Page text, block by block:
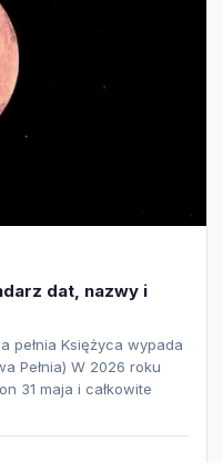
dat, nazwy i
pełnia Księżyca wypada
Pełnia) W 2026 roku
31 maja i całkowite